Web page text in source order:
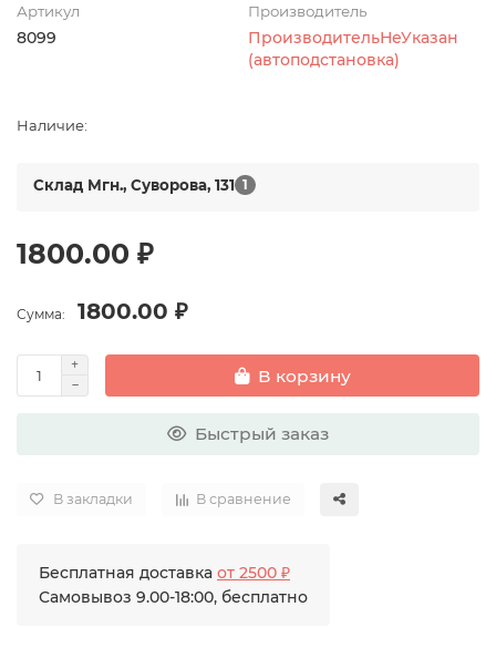
Артикул
8099
Производитель
ПроизводительНеУказан
(автоподстановка)
Наличие:
Склад Мгн., Суворова, 131 1
1800.00 ₽
Сумма: 1800.00 ₽
В корзину
Быстрый заказ
В закладки В сравнение
Бесплатная доставка от 2500 ₽
Самовывоз 9.00-18:00, бесплатно